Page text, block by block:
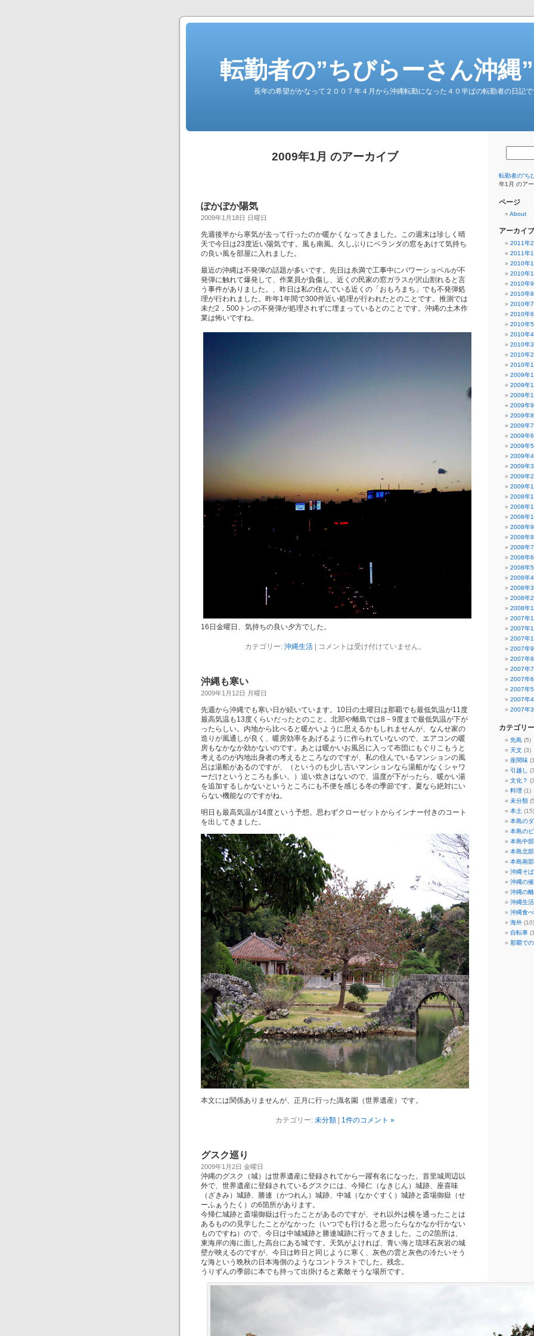
転勤者の”ちびらーさん沖縄
長年の希望がかなって２００７年４月から沖縄転勤になった４０半ばの転勤者の日記で
2009年1月 のアーカイブ
ぽかぽか陽気
2009年1月18日 日曜日
先週後半から寒気が去って行ったのか暖かくなってきました。この週末は珍しく晴
天で今日は23度近い陽気です。風も南風。久しぶりにベランダの窓をあけて気持ち
の良い風を部屋に入れました。
最近の沖縄は不発弾の話題が多いです。先日は糸満で工事中にパワーショベルが不
発弾に触れて爆発して、作業員が負傷し、近くの民家の窓ガラスが沢山割れると言
う事件がありました。、昨日は私の住んでいる近くの「おもろまち」でも不発弾処
理が行われました。昨年1年間で300件近い処理が行われたとのことです。推測では
未だ2，500トンの不発弾が処理されずに埋まっているとのことです。沖縄の土木作
業は怖いですね。
16日金曜日、気持ちの良い夕方でした。
カテゴリー: 沖縄生活| コメントは受け付けていません。
沖縄も寒い
2009年1月12日 月曜日
先週から沖縄でも寒い日が続いています。10日の土曜日は那覇でも最低気温が11度
最高気温も13度くらいだったとのこと。北部や離島では8－9度まで最低気温が下が
ったらしい。内地から比べると暖かいように思えるかもしれませんが、なんせ家の
造りが風通しが良く、暖房効率をあげるように作られていないので、エアコンの暖
房もなかなか効かないのです。あとは暖かいお風呂に入って布団にもぐりこもうと
考えるのが内地出身者の考えるところなのですが、私の住んでいるマンションの風
呂は湯船があるのですが、（というのも少し古いマンションなら湯船がなくシャワ
ーだけというところも多い。）追い炊きはないので、温度が下がったら、暖かい湯
を追加するしかないというところにも不便を感じる冬の季節です。夏なら絶対にい
らない機能なのですがね。
明日も最高気温が14度という予想。思わずクローゼットからインナー付きのコート
を出してきました。
本文には関係ありませんが、正月に行った識名園（世界遺産）です。
カテゴリー: 未分類 1件のコメント »
グスク巡り
2009年1月2日 金曜日
沖縄のグスク（城）は世界遺産に登録されてから一躍有名になった。首里城周辺以
外で、世界遺産に登録されているグスクには、今帰仁（なきじん）城跡、座喜味
（ざきみ）城跡、勝連（かつれん）城跡、中城（なかぐすく）城跡と斎場御嶽（せ
ーふぁうたく）の6箇所があります。
今帰仁城跡と斎場御嶽は行ったことがあるのですが、それ以外は横を通ったことは
あるものの見学したことがなかった（いつでも行けると思ったらなかなか行かない
ものですね）ので、今日は中城城跡と勝連城跡に行ってきました。この2箇所は、
東海岸の海に面した高台にある城です。天気がよければ、青い海と琉球石灰岩の城
壁が映えるのですが、今日は昨日と同じように寒く、灰色の雲と灰色の冷たいそう
な海という晩秋の日本海側のようなコントラストでした。残念。
うりずんの季節に本でも持って出掛けると素敵そうな場所です。
転勤者の”ち
年1月 のア
ページ
About
アーカイブ
2011年2
2011年1
2010年
2010年
2010年9
2010年8
2010年7
2010年6
2010年5
2010年4
2010年3
2010年2
2010年1
2009年
2009年
2009年
2009年9
2009年8
2009年7
2009年6
2009年5
2009年4
2009年3
2009年2
2009年1
2008年
2008年
2008年
2008年9
2008年8
2008年7
2008年6
2008年5
2008年4
2008年3
2008年2
2008年1
2007年
2007年
2007年
2007年9
2007年8
2007年7
2007年6
2007年5
2007年4
2007年3
カテゴリー
先島 (5)
天文 (3)
座間味
引越し
文化？
料理 (1)
未分類
本土 (15)
本島の
本島の
本島中
本島北
本島南
沖縄そば
沖縄の催
沖縄の
沖縄生活
沖縄食
海外 (10)
自転車
那覇で